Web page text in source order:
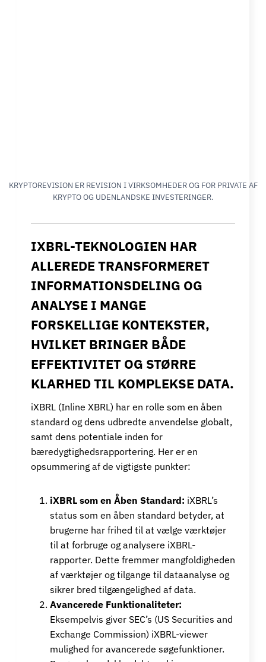
KRYPTOREVISION ER REVISION I VIRKSOMHEDER OG FOR PRIVATE AF
KRYPTO OG UDENLANDSKE INVESTERINGER.
IXBRL-TEKNOLOGIEN HAR
ALLEREDE TRANSFORMERET
INFORMATIONSDELING OG
ANALYSE I MANGE
FORSKELLIGE KONTEKSTER,
HVILKET BRINGER BÅDE
EFFEKTIVITET OG STØRRE
KLARHED TIL KOMPLEKSE DATA.
iXBRL (Inline XBRL) har en rolle som en åben
standard og dens udbredte anvendelse globalt,
samt dens potentiale inden for
bæredygtighedsrapportering. Her er en
opsummering af de vigtigste punkter:
iXBRL som en Åben Standard: iXBRL’s
status som en åben standard betyder, at
brugerne har frihed til at vælge værktøjer
til at forbruge og analysere iXBRL-
rapporter. Dette fremmer mangfoldigheden
af værktøjer og tilgange til dataanalyse og
sikrer bred tilgængelighed af data.
Avancerede Funktionaliteter:
Eksempelvis giver SEC’s (US Securities and
Exchange Commission) iXBRL-viewer
mulighed for avancerede søgefunktioner.